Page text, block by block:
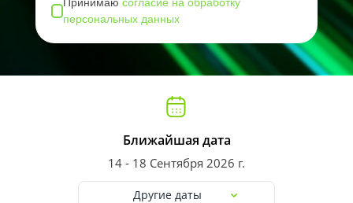
персональных данных
Ближайшая дата
14 - 18 Сентября 2026 г.
Другие даты